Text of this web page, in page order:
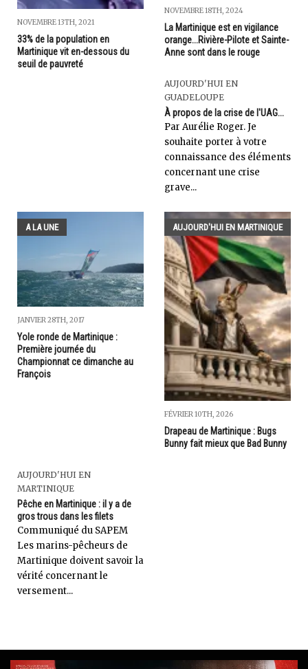
NOVEMBRE 13TH, 2021
33% de la population en
Martinique vit en-dessous du
seuil de pauvreté
NOVEMBRE 18TH, 2024
La Martinique est en vigilance
orange...Rivière-Pilote et Sainte-
Anne sont dans le rouge
AUJOURD'HUI EN
GUADELOUPE
À propos de la crise de l'UAG...
Par Aurélie Roger. Je
souhaite porter à votre
connaissance des éléments
concernant une crise
grave...
A LA UNE
JANVIER 28TH, 2017
Yole ronde de Martinique :
Première journée du
Championnat ce dimanche au
François
AUJOURD'HUI EN MARTINIQUE
FÉVRIER 10TH, 2026
Drapeau de Martinique : Bugs
Bunny fait mieux que Bad Bunny
AUJOURD'HUI EN
MARTINIQUE
Pêche en Martinique : il y a de
gros trous dans les filets
Communiqué du SAPEM
Les marins-pêcheurs de
Martinique doivent savoir la
vérité concernant le
versement...